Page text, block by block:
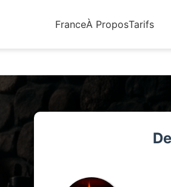
FranceÀ ProposTarifs